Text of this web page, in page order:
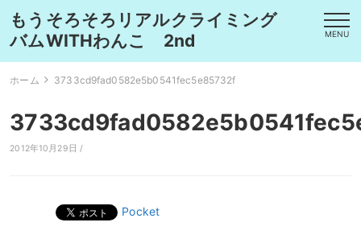
もうそろそろリアルクライミング
バムWITHわんこ 2nd
MENU
ホーム 3733cd9fad0582e5b0541fec5e85732f
2012年10月29日 /
Pocket